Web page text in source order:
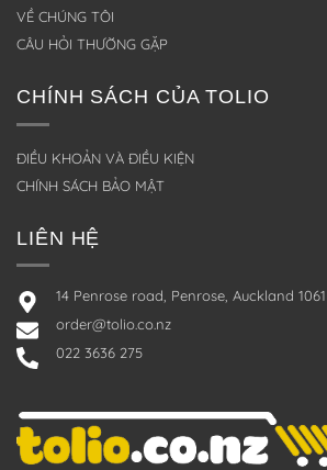
VỀ CHÚNG TÔI
CÂU HỎI THƯỜNG GẶP
CHÍNH SÁCH CỦA TOLIO
ĐIỀU KHOẢN VÀ ĐIỀU KIỆN
CHÍNH SÁCH BẢO MẬT
LIÊN HỆ
14 Penrose road, Penrose, Auckland
order@tolio.co.nz
022 3636 275